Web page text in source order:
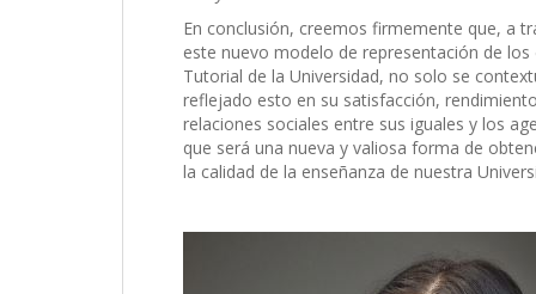
En conclusión, creemos firmemente que, a
este nuevo modelo de representación de
Tutorial de la Universidad, no solo se
reflejado esto en su satisfacción,
relaciones sociales entre sus iguales y los
que será una nueva y valiosa forma de
la calidad de la enseñanza de nuestra